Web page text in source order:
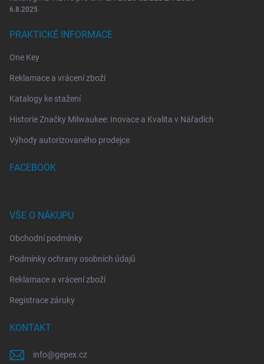
6.8.2025
PRAKTICKÉ INFORMACE
One Key
Reklamace a vrácení zboží
Katalogy ke stažení
Historie Značky Milwaukee: Inovace a Kvalita v Nářadích
Výhody autorizovaného prodejce
FACEBOOK
VŠE O NÁKUPU
Obchodní podmínky
Podmínky ochrany osobních údajů
Reklamace a vrácení zboží
Registrace záruky
KONTAKT
info@gepex.cz